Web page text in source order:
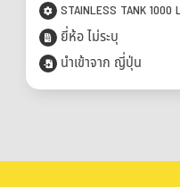
STAINLESS TANK 1000
ยี่ห้อ ไม่ระบุ
นำเข้าจาก ญี่ปุ่น